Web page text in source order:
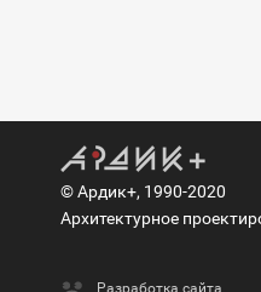
© Ардик+, 1990-2020
Архитектурное
Разработка сайта